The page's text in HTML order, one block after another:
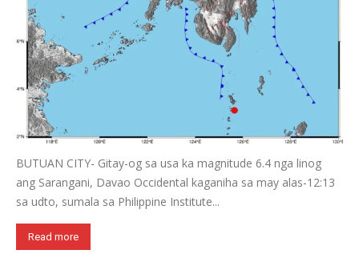
BUTUAN CITY- Gitay-og sa usa ka magnitude 6.4 nga linog
ang Sarangani, Davao Occidental kaganiha sa may alas-12:13
sa udto, sumala sa Philippine Institute...
Read more